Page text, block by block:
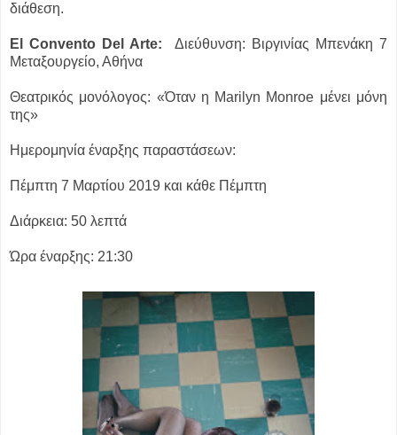
διάθεση.
El Convento Del Arte: Διεύθυνση: Βιργινίας Μπενάκη 7
Μεταξουργείο, Αθήνα
Θεατρικός μονόλογος: «Όταν η Marilyn Monroe μένει μόνη
της»
Ημερομηνία έναρξης παραστάσεων:
Πέμπτη 7 Μαρτίου 2019 και κάθε Πέμπτη
Διάρκεια: 50 λεπτά
Ώρα έναρξης: 21:30